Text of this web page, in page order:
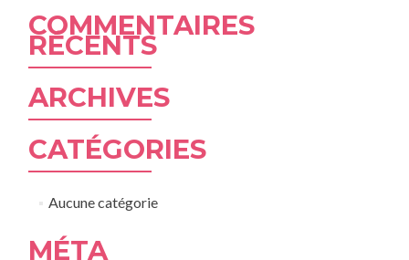
COMMENTAIRES
RÉCENTS
ARCHIVES
CATÉGORIES
Aucune catégorie
MÉTA